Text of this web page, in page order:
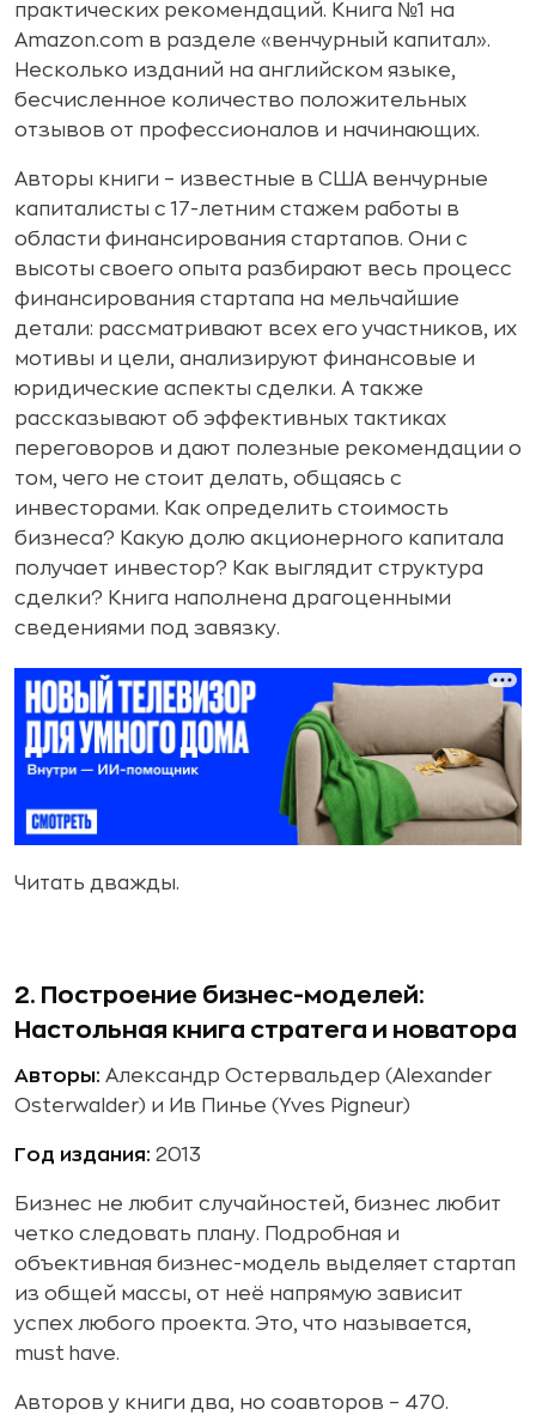
практических рекомендаций. Книга №1 на
Amazon.com в разделе «венчурный капитал».
Несколько изданий на английском языке,
бесчисленное количество положительных
отзывов от профессионалов и начинающих.
Авторы книги – известные в США венчурные
капиталисты с 17-летним стажем работы в
области финансирования стартапов. Они с
высоты своего опыта разбирают весь процесс
финансирования стартапа на мельчайшие
детали: рассматривают всех его участников, их
мотивы и цели, анализируют финансовые и
юридические аспекты сделки. А также
рассказывают об эффективных тактиках
переговоров и дают полезные рекомендации о
том, чего не стоит делать, общаясь с
инвесторами. Как определить стоимость
бизнеса? Какую долю акционерного капитала
получает инвестор? Как выглядит структура
сделки? Книга наполнена драгоценными
сведениями под завязку.
Читать дважды.
2. Построение бизнес-моделей:
Настольная книга стратега и новатора
Авторы: Александр Остервальдер (Alexander
Osterwalder) и Ив Пинье (Yves Pigneur)
Год издания: 2013
Бизнес не любит случайностей, бизнес любит
четко следовать плану. Подробная и
объективная бизнес-модель выделяет стартап
из общей массы, от неё напрямую зависит
успех любого проекта. Это, что называется,
must have.
Авторов у книги два, но соавторов – 470.